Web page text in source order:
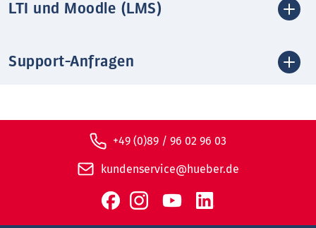
LTI und Moodle (LMS)
Support-Anfragen
+49 (0)89 / 96 02 96 03
kundenservice@hueber.de